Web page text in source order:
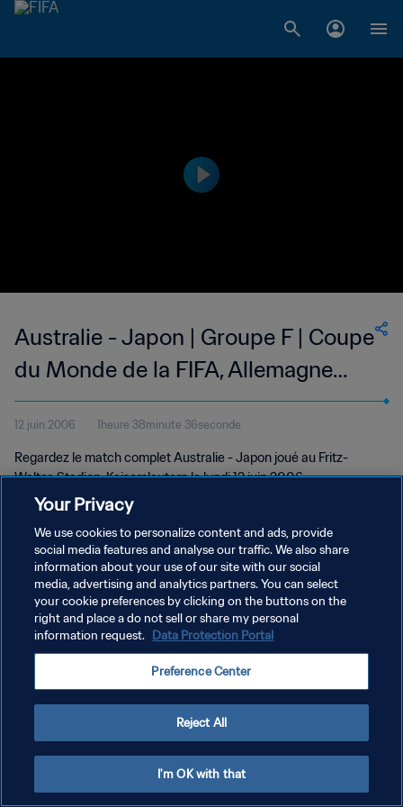
Australie - Japon | Groupe F | Coupe
du Monde de la FIFA, Allemagne
2006™ | Match complet
12 juin 2006 1heure 38minute 36seconde
Regardez le match complet Australie - Japon joué au Fritz-
Walter-Stadion, Kaiserslautern le lundi 12 juin 2006.
POLITIQUE DE CONFIDENTIALITÉ
CONDITIONS D'UTILISATION
GÉRER VOS PRÉFÉRENCES SUR LES COOKIES
Your Privacy
We use cookies to personalize content and ads, provide
social media features and analyse our traffic. We also share
information about your use of our site with our social
media, advertising and analytics partners. You can select
your cookie preferences by clicking on the buttons on the
right and place a do not sell or share my personal
information request. Data Protection Portal
Preference Center
Reject All
I'm OK with that